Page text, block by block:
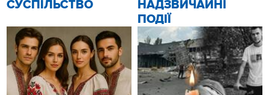
CУСПІЛЬСТВО
НАДЗВИЧАЙНІ
ПОДІЇ